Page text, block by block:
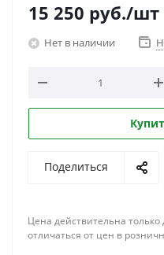
15 250 руб./шт
Нет в наличии
Поделиться
Цена действительна
отличаться от цен в